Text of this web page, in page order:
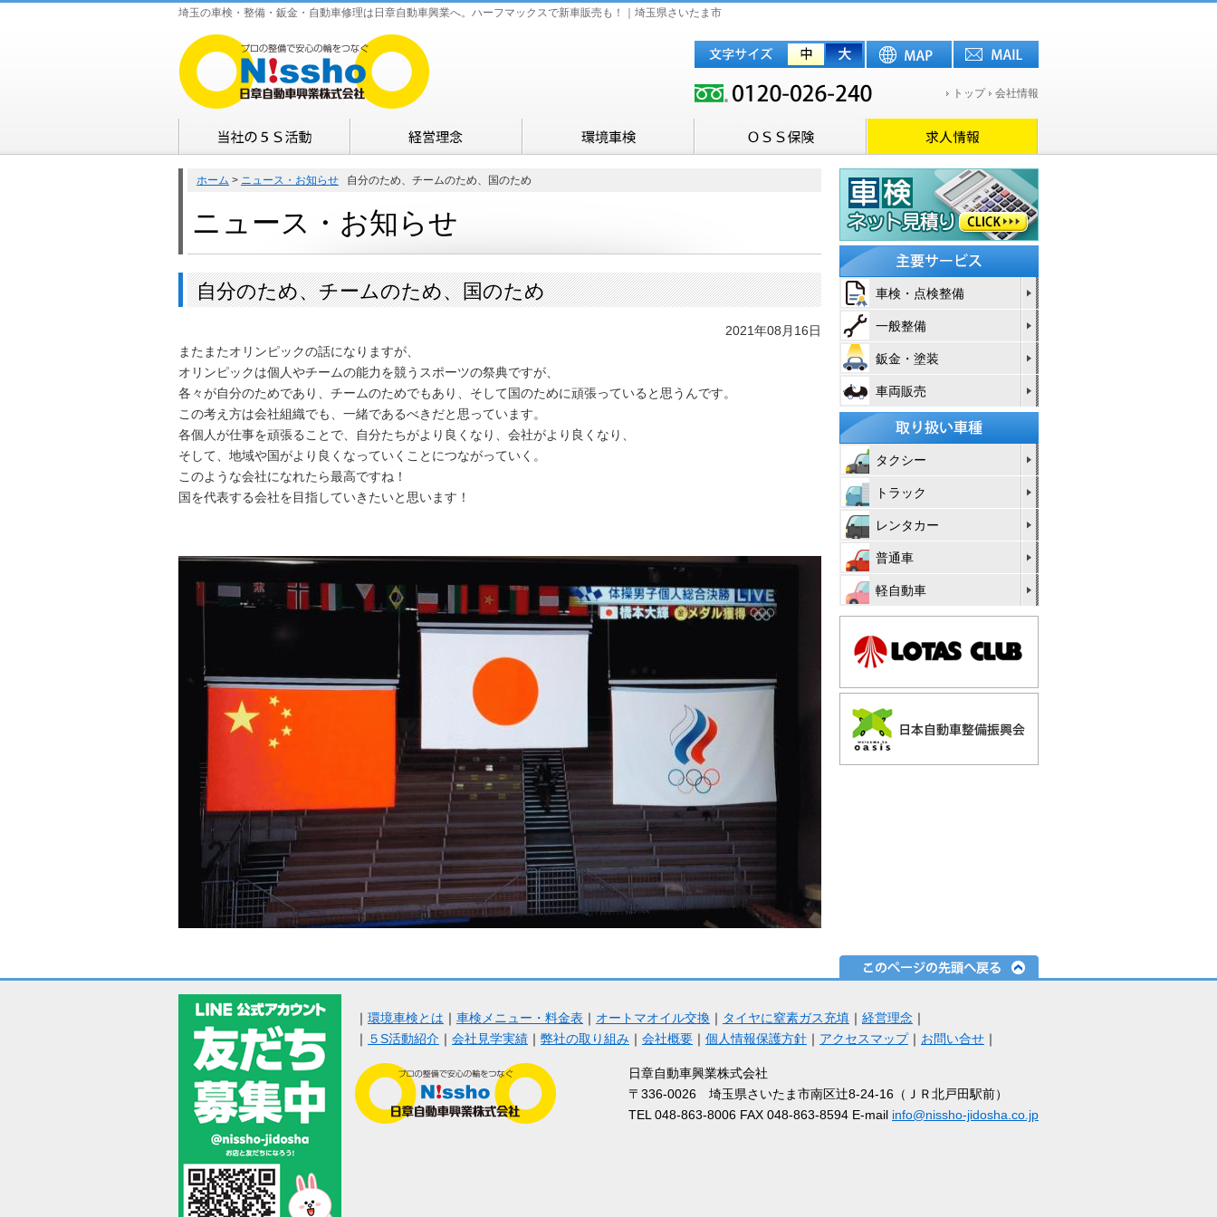
埼玉の車検・整備・鈑金・自動車修理は日章自動車興業へ。ハーフマックスで新車販売も！｜埼玉県さいたま市
トップ 会社情報
ホーム > ニュース・お知らせ 自分のため、チームのため、国のため
ニュース・お知らせ
自分のため、チームのため、国のため
2021年08月16日
またまたオリンピックの話になりますが、
オリンピックは個人やチームの能力を競うスポーツの祭典ですが、
各々が自分のためであり、チームのためでもあり、そして国のために頑張っていると思うんです。
この考え方は会社組織でも、一緒であるべきだと思っています。
各個人が仕事を頑張ることで、自分たちがより良くなり、会社がより良くなり、
そして、地域や国がより良くなっていくことにつながっていく。
このような会社になれたら最高ですね！
国を代表する会社を目指していきたいと思います！
車検・点検整備
一般整備
鈑金・塗装
車両販売
タクシー
トラック
レンタカー
普通車
軽自動車
｜ 環境車検とは ｜ 車検メニュー・料金表 ｜ オートマオイル交換 ｜ タイヤに窒素ガス充填 ｜ 経営理念 ｜
｜ ５S活動紹介 ｜ 会社見学実績 ｜ 弊社の取り組み ｜ 会社概要 ｜ 個人情報保護方針 ｜ アクセスマップ｜ お問い合せ ｜
日章自動車興業株式会社
〒336-0026 埼玉県さいたま市南区辻8-24-16（ＪＲ北戸田駅前）
TEL 048-863-8006 FAX 048-863-8594 E-mail info@nissho-jidosha.co.jp